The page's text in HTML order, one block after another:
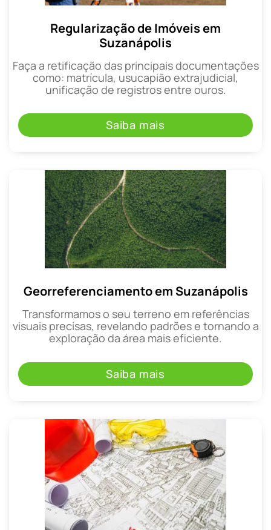
Regularização de Imóveis em
Suzanápolis
Faça a retificação das principais documentações
como: matrícula, usucapião extrajudicial,
unificação de registros entre ouros.
Saiba mais
Georreferenciamento em Suzanápolis
Transformamos o seu terreno em referências
visuais precisas, revelando padrões e tornando a
exploração da área mais eficiente.
Saiba mais